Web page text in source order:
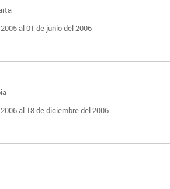
al 01 de junio del 2006
al 18 de diciembre del 2006